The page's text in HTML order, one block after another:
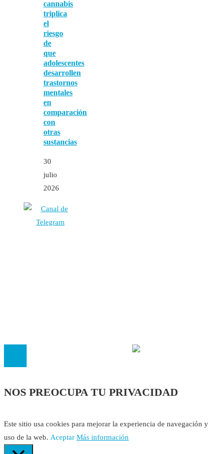
cannabis
triplica
el
riesgo
de
que
adolescentes
desarrollen
trastornos
mentales
en
comparación
con
otras
sustancias
30
julio
2026
NOS PREOCUPA TU PRIVACIDAD
Este sitio usa cookies para mejorar la experiencia de navegación y
uso de la web. Aceptar Más información